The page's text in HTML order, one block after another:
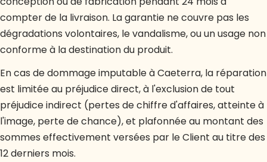
compter de la livraison. La garantie ne couvre pas les
dégradations volontaires, le vandalisme, ou un usage non
conforme à la destination du produit.
En cas de dommage imputable à Caeterra, la réparation
est limitée au préjudice direct, à l'exclusion de tout
préjudice indirect (pertes de chiffre d'affaires, atteinte à
l'image, perte de chance), et plafonnée au montant des
sommes effectivement versées par le Client au titre des
12 derniers mois.